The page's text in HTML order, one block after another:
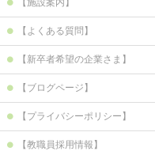
【施設案内】
【よくある質問】
【新卒者希望の企業さま】
【ブログページ】
【プライバシーポリシー】
【教職員採用情報】